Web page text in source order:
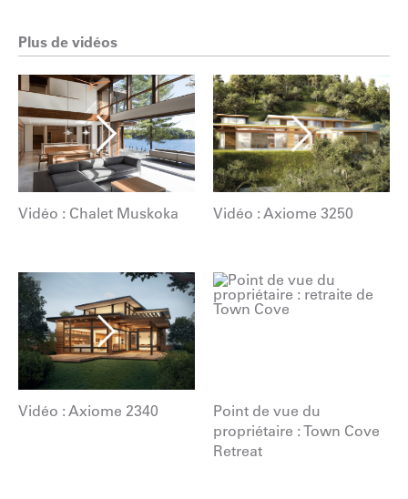
Plus de vidéos
Vidéo : Chalet Muskoka Vidéo : Axiome 3250
Vidéo : Axiome 2340
Point de vue du
propriétaire : Town Cove
Retreat